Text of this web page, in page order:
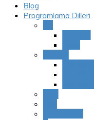
Blog
Programlama Dilleri